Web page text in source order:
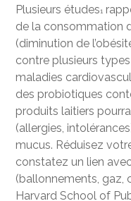
Plusieurs études1
de la consommation
(diminution de
contre plusieurs
maladies
des probiotiques
produits laitiers
(allergies,
mucus. Réduisez
constatez un lien
(ballonnements, gaz,
Harvard School of